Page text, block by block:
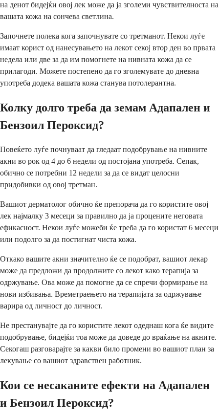
на денот бидејќи овој лек може да ја зголеми чувствителноста на
вашата кожа на сончева светлина.
Започнете полека кога започнувате со третманот. Некои луѓе
имаат корист од нанесувањето на лекот секој втор ден во првата
недела или две за да им помогнете на нивната кожа да се
прилагоди. Можете постепено да го зголемувате до дневна
употреба додека вашата кожа станува потолерантна.
Колку долго треба да земам Адапален и
Бензоил Пероксид?
Повеќето луѓе почнуваат да гледаат подобрување на нивните
акни во рок од 4 до 6 недели од постојана употреба. Сепак,
обично се потребни 12 недели за да се видат целосни
придобивки од овој третман.
Вашиот дерматолог обично ќе препорача да го користите овој
лек најмалку 3 месеци за правилно да ја процените неговата
ефикасност. Некои луѓе можеби ќе треба да го користат 6 месеци
или подолго за да постигнат чиста кожа.
Откако вашите акни значително ќе се подобрат, вашиот лекар
може да предложи да продолжите со лекот како терапија за
одржување. Ова може да помогне да се спречи формирање на
нови избивања. Времетраењето на терапијата за одржување
варира од личност до личност.
Не престанувајте да го користите лекот одеднаш кога ќе видите
подобрување, бидејќи тоа може да доведе до враќање на акните.
Секогаш разговарајте за какви било промени во вашиот план за
лекување со вашиот здравствен работник.
Кои се несаканите ефекти на Адапален
и Бензоил Пероксид?